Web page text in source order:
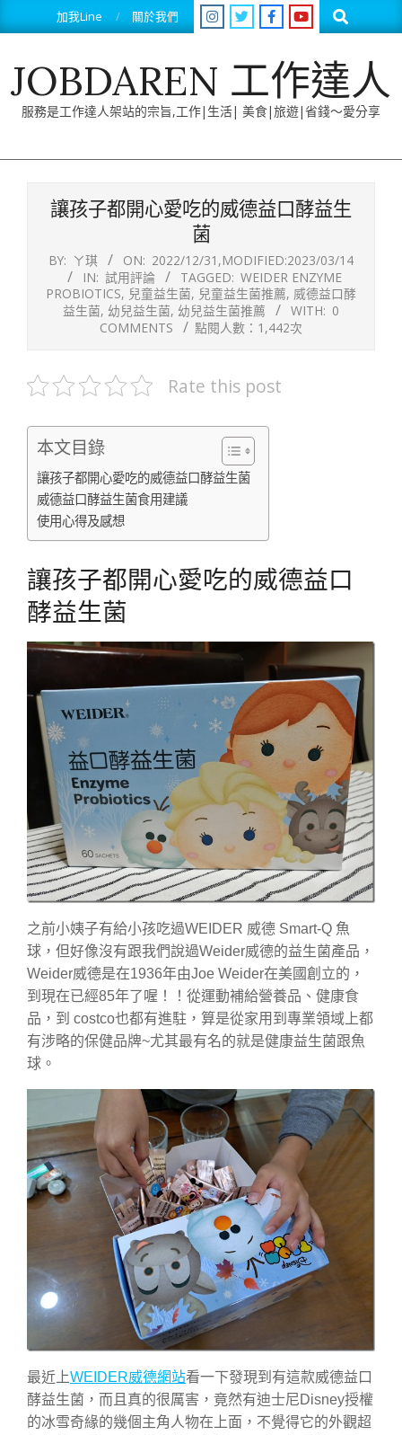
to
加我Line 關於我們 Search
JOBDAREN 工作達人
服務是工作達人架站的宗旨,工作|生活| 美食|旅遊|省錢～愛分享
讓孩子都開心愛吃的威德益口酵益生
菌
BY: ㄚ琪 ON: 2022/12/31 ,MODIFIED:2023/03/14
IN: 試用評論 TAGGED: WEIDER ENZYME
PROBIOTICS, 兒童益生菌, 兒童益生菌推薦, 威德益口酵
益生菌, 幼兒益生菌, 幼兒益生菌推薦 WITH: 0
COMMENTS
點閱人數：1,442次
Rate this post
本文目錄
讓孩子都開心愛吃的威德益口酵益生菌
威德益口酵益生菌食用建議
使用心得及感想
讓孩子都開心愛吃的威德益口
酵益生菌
之前小姨子有給小孩吃過WEIDER 威德 Smart-Q 魚
球，但好像沒有跟我們說過Weider威德的益生菌產品，
Weider威德是在1936年由Joe Weider在美國創立的，
到現在已經85年了喔！！從運動補給營養品、健康食
品，到 costco也都有進駐，算是從家用到專業領域上都
有涉略的保健品牌~尤其最有名的就是健康益生菌跟魚
球。
最近上WEIDER威德網站看一下發現到有這款威德益口
酵益生菌，而且真的很厲害，竟然有迪士尼Disney授權
的冰雪奇緣的幾個主角人物在上面，不覺得它的外觀超